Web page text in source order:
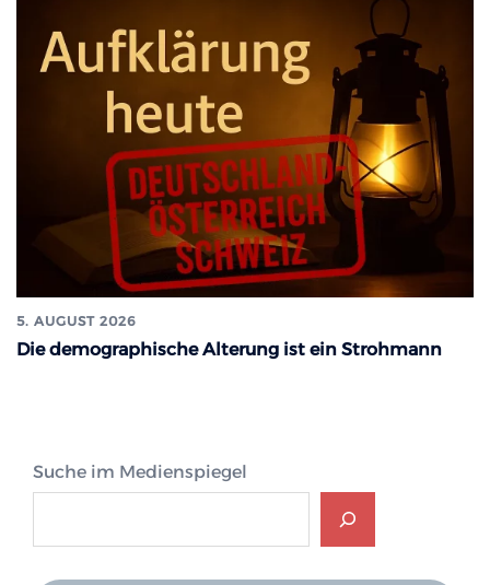
5. AUGUST 2026
Die demographische Alterung ist ein Strohmann
Suche im Medienspiegel